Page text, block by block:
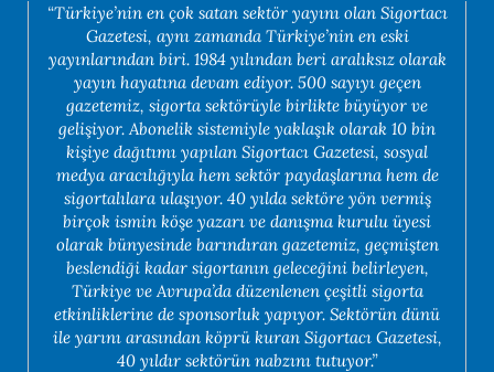
“Türkiye’nin en çok satan sektör yayını olan Sigortacı
Gazetesi, aynı zamanda Türkiye’nin en eski
yayınlarından biri. 1984 yılından beri aralıksız olarak
yayın hayatına devam ediyor. 500 sayıyı geçen
gazetemiz, sigorta sektörüyle birlikte büyüyor ve
gelişiyor. Abonelik sistemiyle yaklaşık olarak 10 bin
kişiye dağıtımı yapılan Sigortacı Gazetesi, sosyal
medya aracılığıyla hem sektör paydaşlarına hem de
sigortalılara ulaşıyor. 40 yılda sektöre yön vermiş
birçok ismin köşe yazarı ve danışma kurulu üyesi
olarak bünyesinde barındıran gazetemiz, geçmişten
beslendiği kadar sigortanın geleceğini belirleyen,
Türkiye ve Avrupa’da düzenlenen çeşitli sigorta
etkinliklerine de sponsorluk yapıyor. Sektörün dünü
ile yarını arasından köprü kuran Sigortacı Gazetesi,
40 yıldır sektörün nabzını tutuyor.”